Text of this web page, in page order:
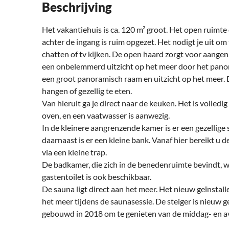
Beschrijving
Het vakantiehuis is ca. 120 m² groot. Het open
achter de ingang is ruim opgezet. Het nodigt je uit
chatten of tv kijken. De open haard zorgt voor
een onbelemmerd uitzicht op het meer door het
een groot panoramisch raam en uitzicht op het
hangen of gezellig te eten.
Van hieruit ga je direct naar de keuken. Het is
oven, en een vaatwasser is aanwezig.
In de kleinere aangrenzende kamer is er een
daarnaast is er een kleine bank. Vanaf hier bereikt u
via een kleine trap.
De badkamer, die zich in de benedenruimte
gastentoilet is ook beschikbaar.
De sauna ligt direct aan het meer. Het nieuw
het meer tijdens de saunasessie. De steiger is nieuw
gebouwd in 2018 om te genieten van de middag- en